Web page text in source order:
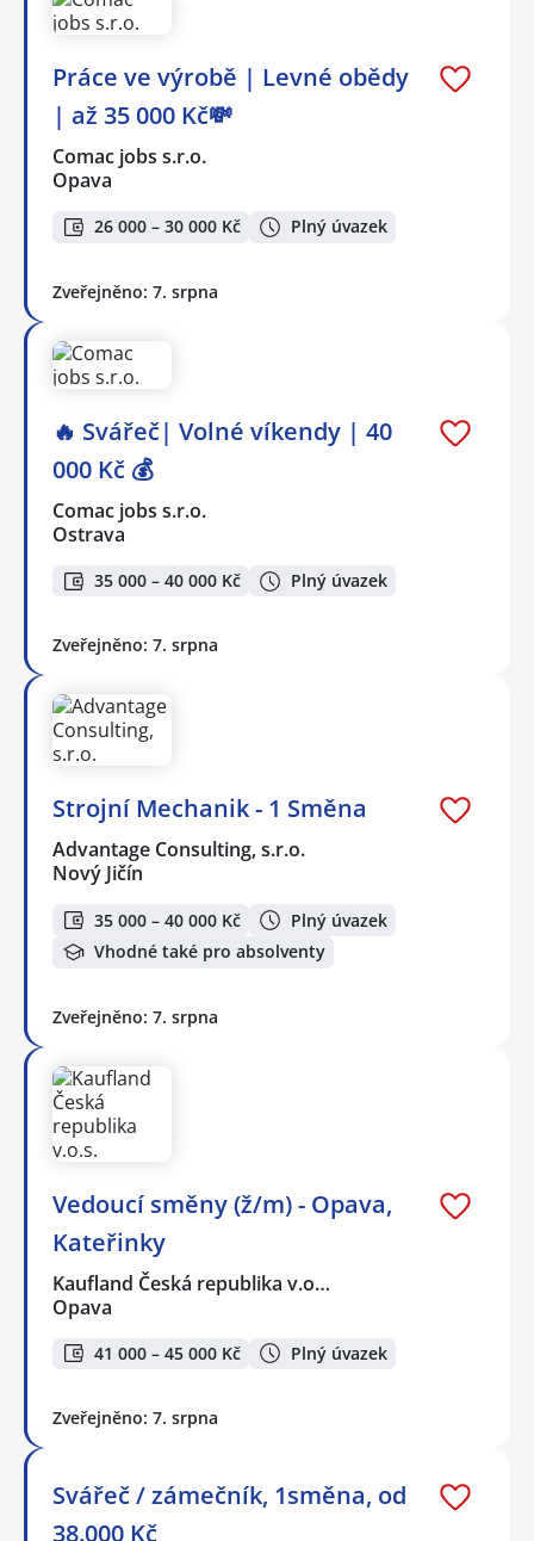
Práce ve výrobě | Levné obědy
| až 35 000 Kč💸
Comac jobs s.r.o.
Opava
26 000 – 30 000 Kč Plný úvazek
Zveřejněno: 7. srpna
🔥 Svářeč| Volné víkendy | 40
000 Kč 💰
Comac jobs s.r.o.
Ostrava
35 000 – 40 000 Kč Plný úvazek
Zveřejněno: 7. srpna
Strojní Mechanik - 1 Směna
Advantage Consulting, s.r.o.
Nový Jičín
35 000 – 40 000 Kč
Plný úvazek
Vhodné také pro absolventy
Zveřejněno: 7. srpna
Vedoucí směny (ž/m) - Opava,
Kateřinky
Kaufland Česká republika v.o…
Opava
41 000 – 45 000 Kč Plný úvazek
Zveřejněno: 7. srpna
Svářeč / zámečník, 1směna, od
38.000 Kč